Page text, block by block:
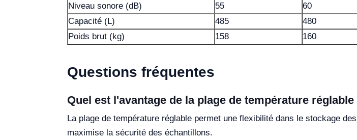
Niveau sonore (dB)
55
60
Capacité (L)
485
480
Poids brut (kg)
158 160
Questions fréquentes
Quel est l'avantage de la plage de température réglable
La plage de température réglable permet une flexibilité dans le stockage
maximise la sécurité des échantillons.